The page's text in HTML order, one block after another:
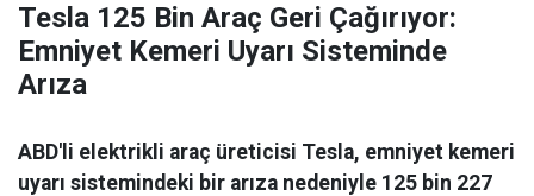
Tesla 125 Bin Araç Geri Çağırıyor:
Emniyet Kemeri Uyarı Sisteminde
Arıza
ABD'li elektrikli araç üreticisi Tesla, emniyet kemeri
uyarı sistemindeki bir arıza nedeniyle 125 bin 227